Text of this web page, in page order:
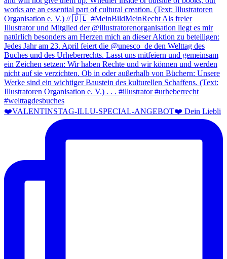
❤️VALENTINSTAG-ILLU-SPECIAL-ANGEBOT❤️ Dein Liebli